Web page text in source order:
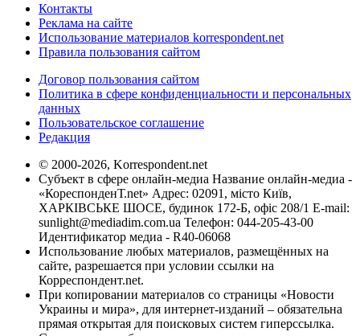
Контакты
Реклама на сайте
Использование материалов korrespondent.net
Правила пользования сайтом
Договор пользования сайтом
Политика в сфере конфиденциальности и персональных
данных
Пользовательское соглашение
Редакция
© 2000-2026, Korrespondent.net
Субъект в сфере онлайн-медиа Название онлайн-медиа -
«КореспонденТ.net» Адрес: 02091, місто Київ,
ХАРКІВСЬКЕ ШОСЕ, будинок 172-Б, офіс 208/1 E-mail:
sunlight@mediadim.com.ua Телефон: 044-205-43-00
Идентификатор медиа - R40-06068
Использование любых материалов, размещённых на
сайте, разрешается при условии ссылки на
Корреспондент.net.
При копировании материалов со страницы «Новости
Украины и мира», для интернет-изданий – обязательна
прямая открытая для поисковых систем гиперссылка.